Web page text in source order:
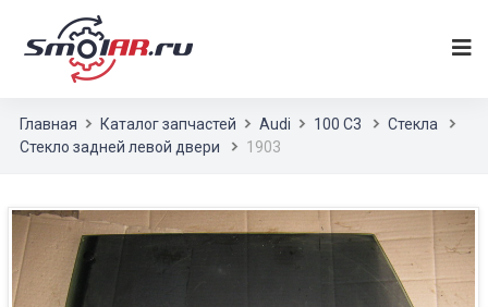
Главная Каталог запчастей Audi 100 С3
Стекла
Стекло задней левой двери
1903